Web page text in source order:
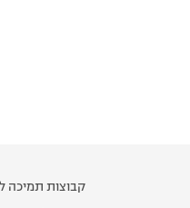
קבוצות תמיכה